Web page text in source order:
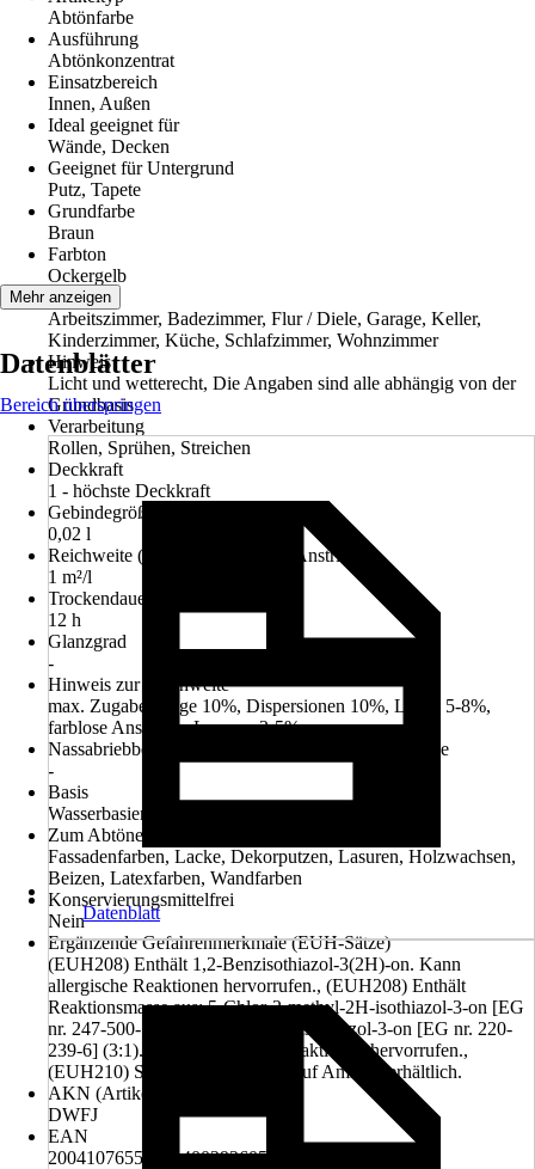
Abtönfarbe
Ausführung
Abtönkonzentrat
Einsatzbereich
Innen, Außen
Ideal geeignet für
Wände, Decken
Geeignet für Untergrund
Putz, Tapete
Grundfarbe
Braun
Farbton
Ockergelb
Räume
Arbeitszimmer, Badezimmer, Flur / Diele, Garage, Keller,
Kinderzimmer, Küche, Schlafzimmer, Wohnzimmer
Hinweis
Licht und wetterecht, Die Angaben sind alle abhängig von der
Grundbasis
Verarbeitung
Rollen, Sprühen, Streichen
Deckkraft
1 - höchste Deckkraft
Gebindegröße
0,02 l
Reichweite (ca.) bei einmaligem Anstrich
1 m²/l
Trockendauer ca.
12 h
Glanzgrad
-
Hinweis zur Reichweite
max. Zugabemenge 10%, Dispersionen 10%, Lacke 5-8%,
farblose Anstriche, Lasuren 3-5%
Nassabriebbeständigkeit nach DIN EN 13300 Klasse
-
Basis
Wasserbasierend
Zum Abtönen von
Fassadenfarben, Lacke, Dekorputzen, Lasuren, Holzwachsen,
Beizen, Latexfarben, Wandfarben
Konservierungsmittelfrei
Nein
Ergänzende Gefahrenmerkmale (EUH-Sätze)
(EUH208) Enthält 1,2-Benzisothiazol-3(2H)-on. Kann
allergische Reaktionen hervorrufen., (EUH208) Enthält
Reaktionsmasse aus: 5-Chlor-2-methyl-2H-isothiazol-3-on [EG
nr. 247-500-7] und 2-Methyl-2H-isothiazol-3-on [EG nr. 220-
239-6] (3:1). Kann allergische Reaktionen hervorrufen.,
(EUH210) Sicherheitsdatenblatt auf Anfrage erhältlich.
AKN (Artikelkurznummer)
DWFJ
EAN
2004107655000, 4002926050202
Mehr anzeigen
Datenblätter
Bereich überspringen
Datenblatt